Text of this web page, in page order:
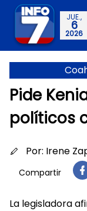
JUE.,
6
2026
Pide
políticos
Por: Irene
Compartir
La legisladora